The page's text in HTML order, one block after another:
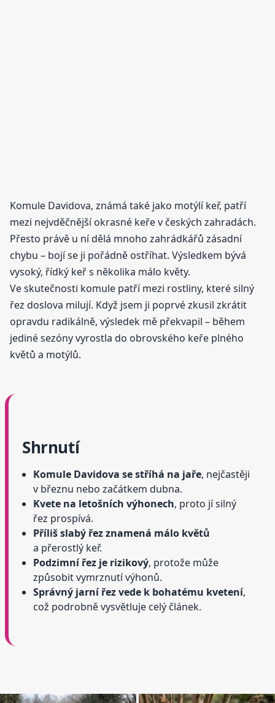
Komule Davidova, známá také jako motýlí keř, patří
mezi nejvděčnější okrasné keře v českých zahradách.
Přesto právě u ní dělá mnoho zahrádkářů zásadní
chybu – bojí se ji pořádně ostříhat. Výsledkem bývá
vysoký, řídký keř s několika málo květy.
Ve skutečnosti komule patří mezi rostliny, které silný
řez doslova milují. Když jsem ji poprvé zkusil zkrátit
opravdu radikálně, výsledek mě překvapil – během
jediné sezóny vyrostla do obrovského keře plného
květů a motýlů.
Shrnutí
Komule Davidova se stříhá na jaře, nejčastěji
v březnu nebo začátkem dubna.
Kvete na letošních výhonech, proto jí silný
řez prospívá.
Příliš slabý řez znamená málo květů
a přerostlý keř.
Podzimní řez je rizikový, protože může
způsobit vymrznutí výhonů.
Správný jarní řez vede k bohatému kvetení,
což podrobně vysvětluje celý článek.